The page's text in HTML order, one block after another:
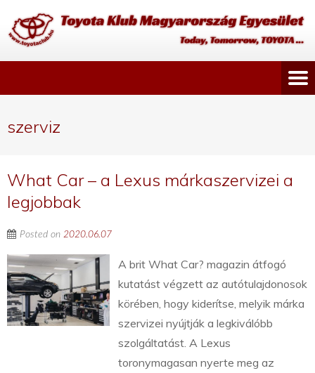
szerviz
What Car – a Lexus márkaszervizei a
legjobbak
Posted on 2020.06.07
A brit What Car? magazin átfogó
kutatást végzett az autótulajdonosok
körében, hogy kiderítse, melyik márka
szervizei nyújtják a legkiválóbb
szolgáltatást. A Lexus
toronymagasan nyerte meg az